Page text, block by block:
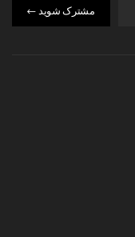
مشترک شوید